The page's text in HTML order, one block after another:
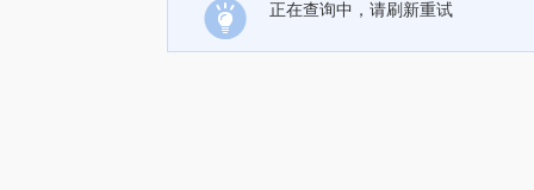
正在查询中，请刷新重试